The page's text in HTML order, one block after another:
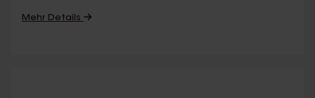
Mehr Details